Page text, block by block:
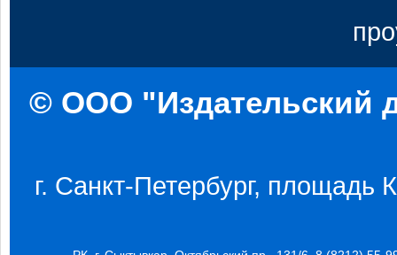
© ООО "Издательский
г. Санкт-Петербург, площадь